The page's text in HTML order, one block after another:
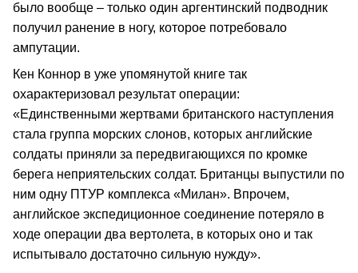
было вообще – только один аргентинский подводник
получил ранение в ногу, которое потребовало
ампутации.
Кен Коннор в уже упомянутой книге так
охарактеризовал результат операции:
«Единственными жертвами британского наступления
стала группа морских слонов, которых английские
солдаты приняли за передвигающихся по кромке
берега неприятельских солдат. Британцы выпустили по
ним одну ПТУР комплекса «Милан». Впрочем,
английское экспедиционное соединение потеряло в
ходе операции два вертолета, в которых оно и так
испытывало достаточно сильную нужду».